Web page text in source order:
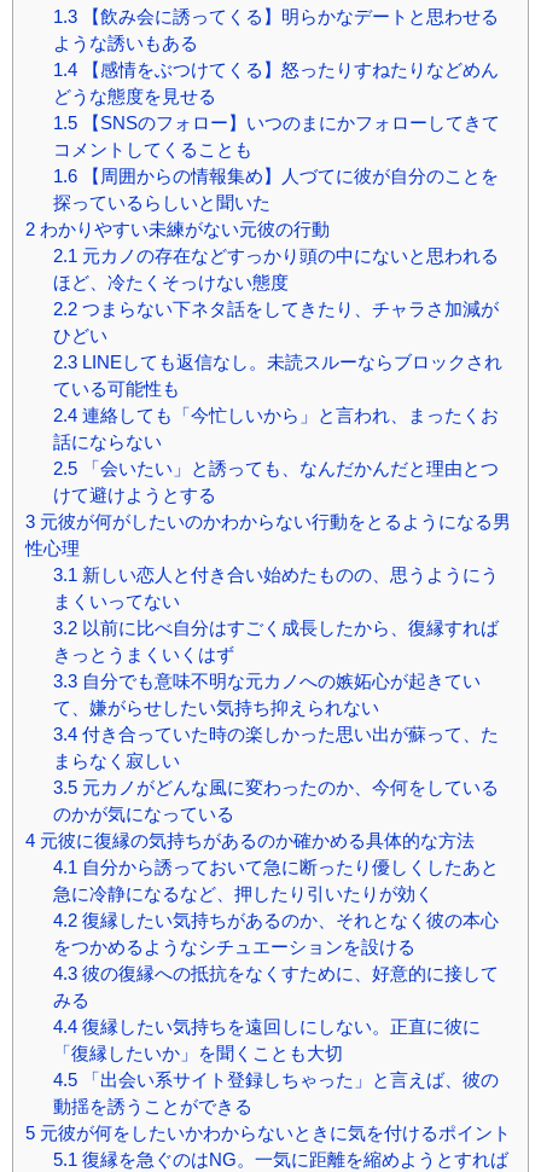
1.3【飲み会に誘ってくる】明らかなデートと思わせる
ような誘いもある
1.4【感情をぶつけてくる】怒ったりすねたりなどめん
どうな態度を見せる
1.5【SNSのフォロー】いつのまにかフォローしてきて
コメントしてくることも
1.6【周囲からの情報集め】人づてに彼が自分のことを
探っているらしいと聞いた
2 わかりやすい未練がない元彼の行動
2.1 元カノの存在などすっかり頭の中にないと思われる
ほど、冷たくそっけない態度
2.2つまらない下ネタ話をしてきたり、チャラさ加減が
ひどい
2.3LINEしても返信なし。未読スルーならブロックされ
ている可能性も
2.4連絡しても「今忙しいから」と言われ、まったくお
話にならない
2.5「会いたい」と誘っても、なんだかんだと理由とつ
けて避けようとする
3 元彼が何がしたいのかわからない行動をとるようになる男
性心理
3.1 新しい恋人と付き合い始めたものの、思うようにう
まくいってない
3.2以前に比べ自分はすごく成長したから、復縁すれば
きっとうまくいくはず
3.3自分でも意味不明な元カノへの嫉妬心が起きてい
て、嫌がらせしたい気持ち抑えられない
3.4付き合っていた時の楽しかった思い出が蘇って、た
まらなく寂しい
3.5元カノがどんな風に変わったのか、今何をしている
のかが気になっている
4 元彼に復縁の気持ちがあるのか確かめる具体的な方法
4.1 自分から誘っておいて急に断ったり優しくしたあと
急に冷静になるなど、押したり引いたりが効く
4.2復縁したい気持ちがあるのか、それとなく彼の本心
をつかめるようなシチュエーションを設ける
4.3彼の復縁への抵抗をなくすために、好意的に接して
みる
4.4復縁したい気持ちを遠回しにしない。正直に彼に
「復縁したいか」を聞くことも大切
4.5「出会い系サイト登録しちゃった」と言えば、彼の
動揺を誘うことができる
5 元彼が何をしたいかわからないときに気を付けるポイント
5.1 復縁を急ぐのはNG。一気に距離を縮めようとすれば